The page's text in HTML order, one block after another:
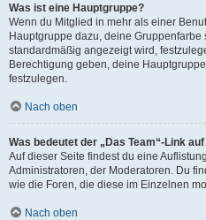
Was ist eine Hauptgruppe?
Wenn du Mitglied in mehr als einer
Hauptgruppe dazu, deine
standardmäßig angezeigt wird,
Berechtigung geben, deine
festzulegen.
Nach oben
Was bedeutet der „Das Team“-Link
Auf dieser Seite findest du eine
Administratoren, der Moderatoren. Du
wie die Foren, die diese im Einzelnen
Nach oben